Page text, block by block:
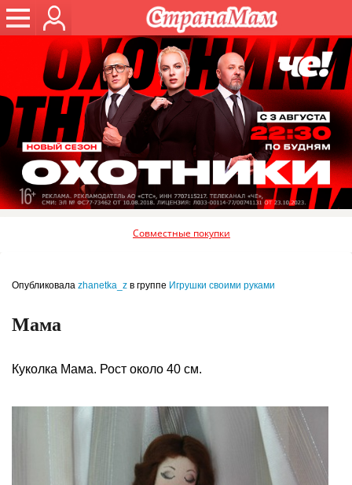
Совместные покупки
Опубликовала zhanetka_z в группе Игрушки своими руками
Мама
Куколка Мама. Рост около 40 см.